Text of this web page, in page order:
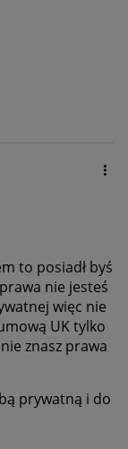
to posiadł byś
nie jesteś
więc nie
UK tylko
znasz prawa
prywatną i do